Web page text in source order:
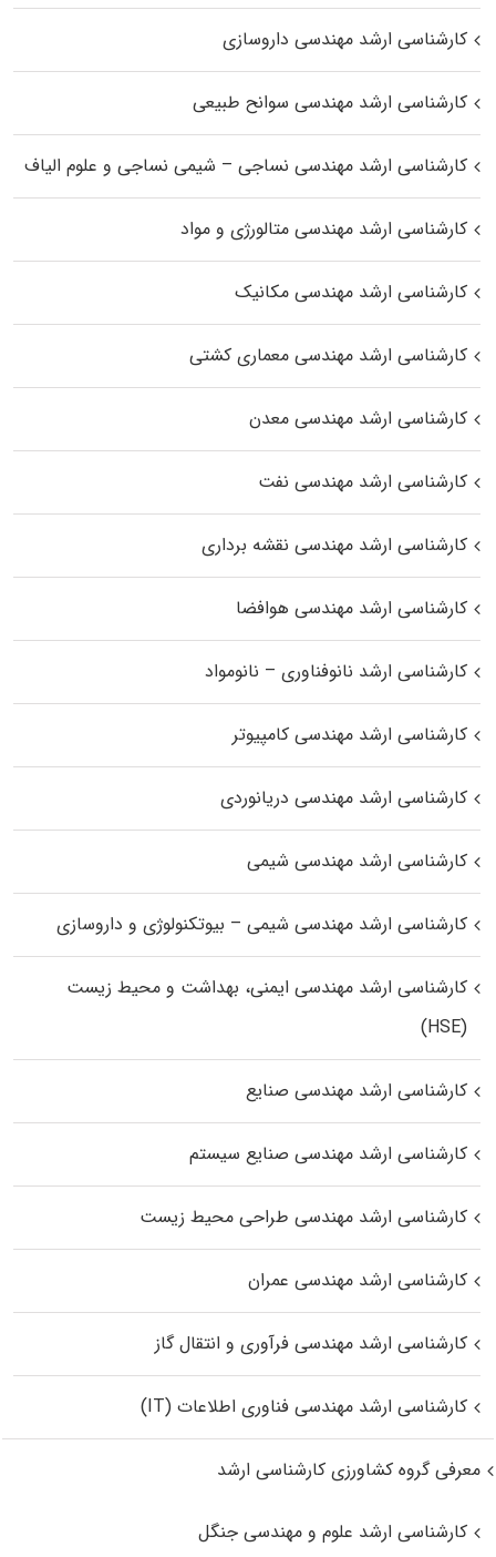
کارشناسی ارشد مهندسی داروسازی
کارشناسی ارشد مهندسی سوانح طبیعی
کارشناسی ارشد مهندسی نساجی – شیمی نساجی و علوم الیاف
کارشناسی ارشد مهندسی متالورژی و مواد
کارشناسی ارشد مهندسی مکانیک
کارشناسی ارشد مهندسی معماری کشتی
کارشناسی ارشد مهندسی معدن
کارشناسی ارشد مهندسی نفت
کارشناسی ارشد مهندسی نقشه برداری
کارشناسی ارشد مهندسی هوافضا
کارشناسی ارشد نانوفناوری – نانومواد
کارشناسی ارشد مهندسی کامپیوتر
کارشناسی ارشد مهندسی دریانوردی
کارشناسی ارشد مهندسی شیمی
کارشناسی ارشد مهندسی شیمی – بیوتکنولوژی و داروسازی
کارشناسی ارشد مهندسی ایمنی، بهداشت و محیط زیست
(HSE)
کارشناسی ارشد مهندسی صنایع
کارشناسی ارشد مهندسی صنایع سیستم
کارشناسی ارشد مهندسی طراحی محیط زیست
کارشناسی ارشد مهندسی عمران
کارشناسی ارشد مهندسی فرآوری و انتقال گاز
کارشناسی ارشد مهندسی فناوری اطلاعات (IT)
معرفی گروه کشاورزی کارشناسی ارشد
کارشناسی ارشد علوم و مهندسی جنگل